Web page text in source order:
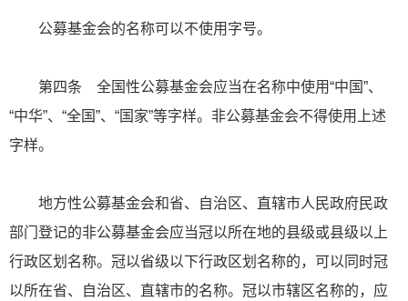
公募基金会的名称可以不使用字号。
第四条 全国性公募基金会应当在名称中使用“中国”、
“中华”、“全国”、“国家”等字样。非公募基金会不得使用上述
字样。
地方性公募基金会和省、自治区、直辖市人民政府民政
部门登记的非公募基金会应当冠以所在地的县级或县级以上
行政区划名称。冠以省级以下行政区划名称的，可以同时冠
以所在省、自治区、直辖市的名称。冠以市辖区名称的，应